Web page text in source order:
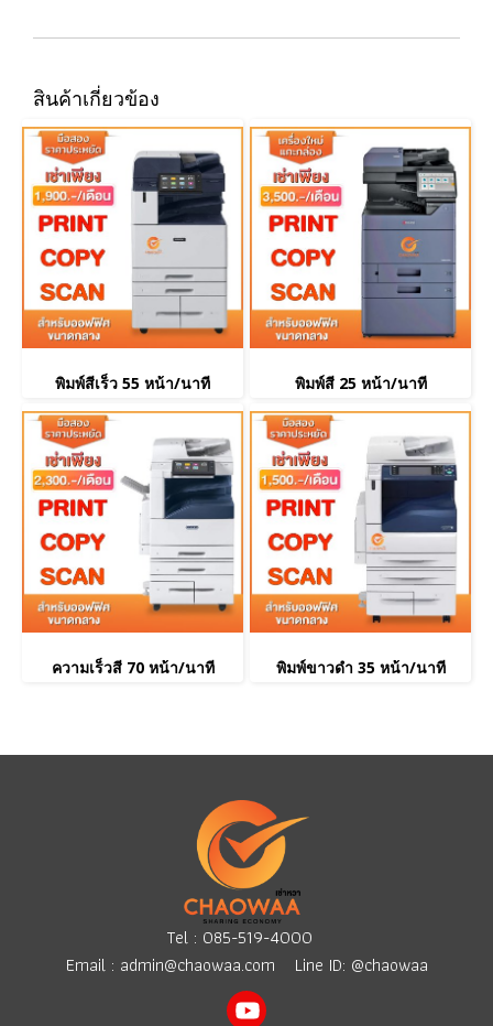
สินค้าเกี่ยวข้อง
พิมพ์สีเร็ว 55 หน้า/นาที พิมพ์สี 25 หน้า/นาที
ความเร็วสี 70 หน้า/นาที พิมพ์ขาวดำ 35 หน้า/นาที
Tel : 085-519-4000
Email : admin@chaowaa.com Line ID: @chaowaa